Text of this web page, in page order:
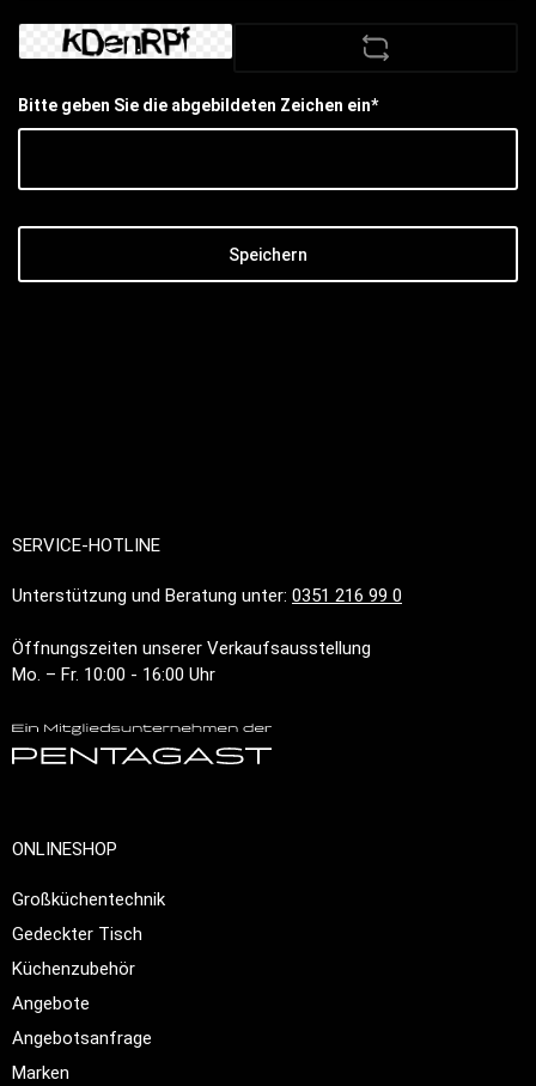
Bitte geben Sie die abgebildeten Zeichen ein*
Speichern
SERVICE-HOTLINE
Unterstützung und Beratung unter: 0351 216 99 0
Öffnungszeiten unserer Verkaufsausstellung
Mo. – Fr. 10:00 - 16:00 Uhr
ONLINESHOP
Großküchentechnik
Gedeckter Tisch
Küchenzubehör
Angebote
Angebotsanfrage
Marken